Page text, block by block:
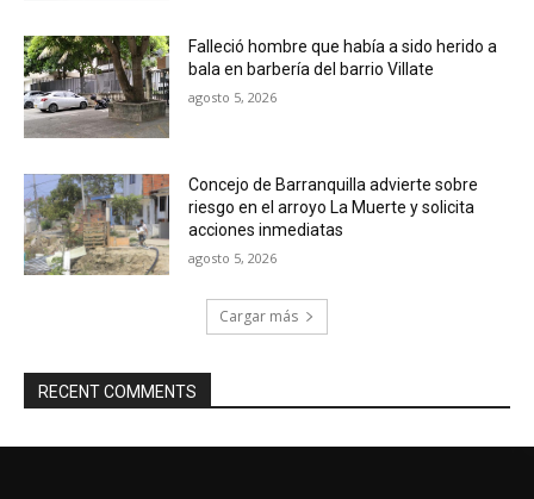
Falleció hombre que había a sido herido a
bala en barbería del barrio Villate
agosto 5, 2026
Concejo de Barranquilla advierte sobre
riesgo en el arroyo La Muerte y solicita
acciones inmediatas
agosto 5, 2026
Cargar más
RECENT COMMENTS